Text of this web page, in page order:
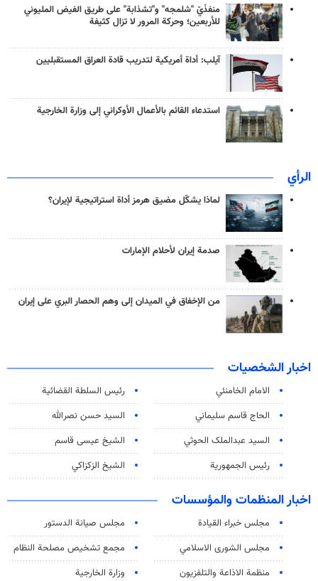
منفذَيّ "شلمجه" و"تشذابة" على طريق الفيض المليوني
للأربعين؛ وحركة المرور لا تزال كثيفة
آيلب: أداة أمريكية لتدريب قادة العراق المستقبليين
استدعاء القائم بالأعمال الأوكراني إلى وزارة الخارجية
الرأي
لماذا يشكّل مضيق هرمز أداة استراتيجية لإيران؟
صدمة إيران لأحلام الإمارات
من الإخفاق في الميدان إلى وهم الحصار البري على إيران
اخبار الشخصيات
الامام الخامنئي
رئیس السلطة القضائیة
الحاج قاسم سليماني
السيد حسن نصرالله
السید عبدالملک الحوثي
الشيخ عيسى قاسم
رئيس الجمهورية
الشيخ الزكزاكي
اخبار المنظمات والمؤسسات
مجلس خبراء القيادة
مجلس صيانة الدستور
مجلس الشورى الاسلامي
مجمع تشخيص مصلحة النظام
منظمة الاذاعة والتلفزیون
وزارة الخارجية